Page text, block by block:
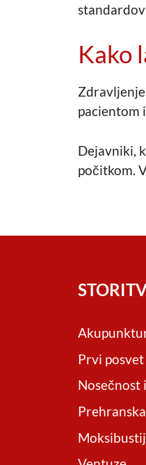
Kako
pacientom
Dejavniki,
počitkom.
Prvi posvet
Nosečnost